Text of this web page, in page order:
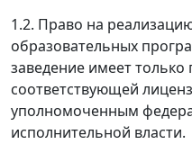
1.2. Право на
образовательных
заведение имеет
соответствующей
уполномоченным
исполнительной власти.